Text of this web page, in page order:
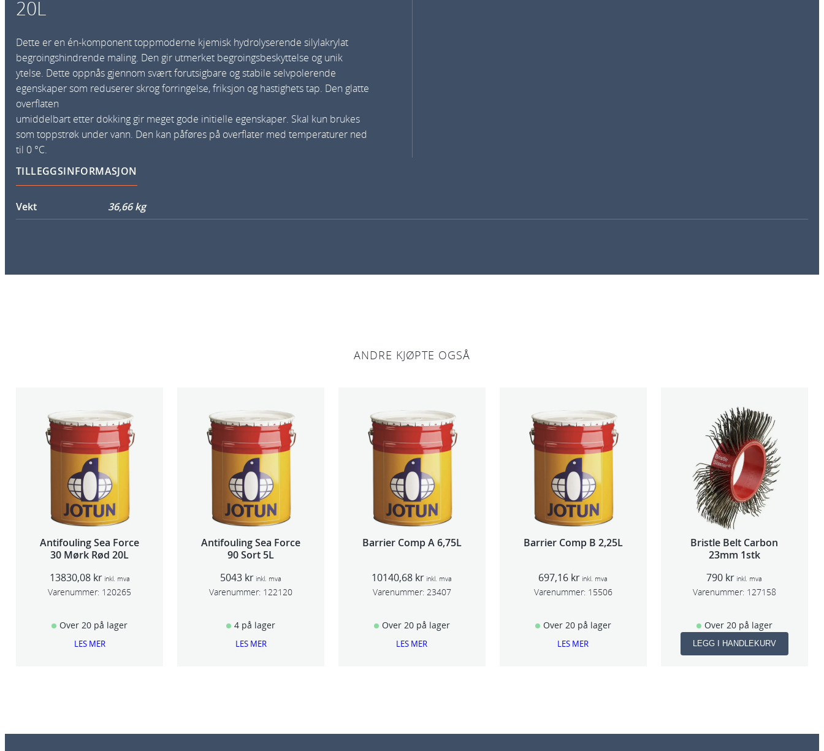
20L
Dette er en én-komponent toppmoderne kjemisk hydrolyserende silylakrylat
begroingshindrende maling. Den gir utmerket begroingsbeskyttelse og unik
ytelse. Dette oppnås gjennom svært forutsigbare og stabile selvpolerende
egenskaper som reduserer skrog forringelse, friksjon og hastighets tap. Den glatte
overflaten
umiddelbart etter dokking gir meget gode initielle egenskaper. Skal kun brukes
som toppstrøk under vann. Den kan påføres på overflater med temperaturer ned
til 0 °C.
TILLEGGSINFORMASJON
Vekt 36,66 kg
ANDRE KJØPTE OGSÅ
Antifouling Sea Force
30 Mørk Rød 20L
13830,08 kr inkl. mva
Varenummer: 120265
Over 20 på lager
LES MER
Antifouling Sea Force
90 Sort 5L
5043 kr inkl. mva
Varenummer: 122120
4 på lager
LES MER
Barrier Comp A 6,75L
10140,68 kr inkl. mva
Varenummer: 23407
Over 20 på lager
LES MER
Barrier Comp B 2,25L
697,16 kr inkl. mva
Varenummer: 15506
Over 20 på lager
LES MER
Bristle Belt Carbon
23mm 1stk
790 kr inkl. mva
Varenummer: 127158
Over 20 på lager
LEGG I HANDLEKURV